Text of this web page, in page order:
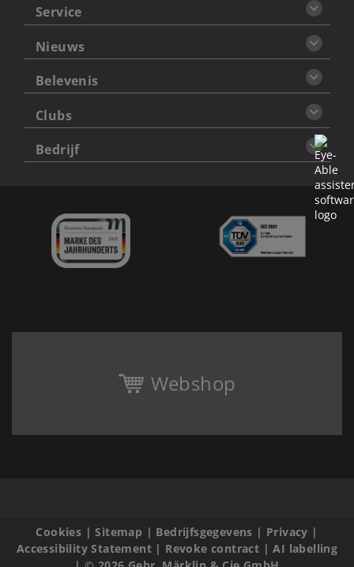
Service
Nieuws
Belevenis
Clubs
Bedrijf
Webshop
Cookies |Sitemap | Bedrijfsgegevens | Privacy |
Accessibility Statement| Revoke contract |AI labelling